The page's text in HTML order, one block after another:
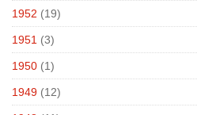
1952 (19)
1951 (3)
1950 (1)
1949 (12)